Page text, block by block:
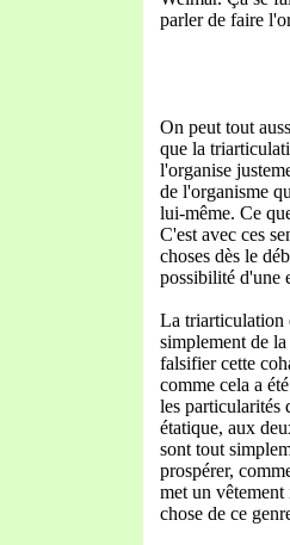
parler de faire
On peut tout
que la
l'organise
de l'organisme
lui-même. Ce
C'est avec ces
choses dès le
possibilité d'une
La triarticulation
simplement de
falsifier cette
comme cela a
les particularités
étatique, aux
sont tout
prospérer,
met un
chose de ce